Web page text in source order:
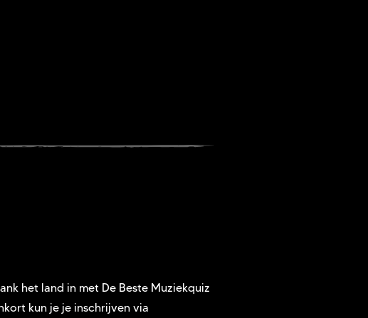
het land in met De Beste Muziekquiz
kun je je inschrijven via